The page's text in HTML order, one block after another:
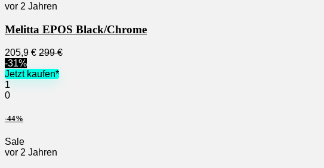
vor 2 Jahren
Melitta EPOS Black/Chrome
205,9 € 299 €
-31%
Jetzt kaufen*
1
0
-44%
Sale
vor 2 Jahren